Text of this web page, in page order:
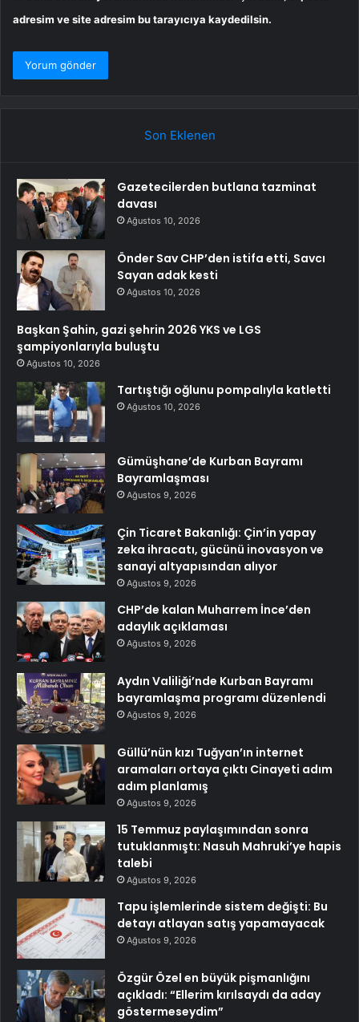
adresim ve site adresim bu tarayıcıya kaydedilsin.
Son Eklenen
Gazetecilerden butlana tazminat
davası
Ağustos 10, 2026
Önder Sav CHP’den istifa etti, Savcı
Sayan adak kesti
Ağustos 10, 2026
Başkan Şahin, gazi şehrin 2026 YKS ve LGS
şampiyonlarıyla buluştu
Ağustos 10, 2026
Tartıştığı oğlunu pompalıyla katletti
Ağustos 10, 2026
Gümüşhane’de Kurban Bayramı
Bayramlaşması
Ağustos 9, 2026
Çin Ticaret Bakanlığı: Çin’in yapay
zeka ihracatı, gücünü inovasyon ve
sanayi altyapısından alıyor
Ağustos 9, 2026
CHP’de kalan Muharrem İnce’den
adaylık açıklaması
Ağustos 9, 2026
Aydın Valiliği’nde Kurban Bayramı
bayramlaşma programı düzenlendi
Ağustos 9, 2026
Güllü’nün kızı Tuğyan’ın internet
aramaları ortaya çıktı Cinayeti adım
adım planlamış
Ağustos 9, 2026
15 Temmuz paylaşımından sonra
tutuklanmıştı: Nasuh Mahruki’ye hapis
talebi
Ağustos 9, 2026
Tapu işlemlerinde sistem değişti: Bu
detayı atlayan satış yapamayacak
Ağustos 9, 2026
Özgür Özel en büyük pişmanlığını
açıkladı: “Ellerim kırılsaydı da aday
göstermeseydim”